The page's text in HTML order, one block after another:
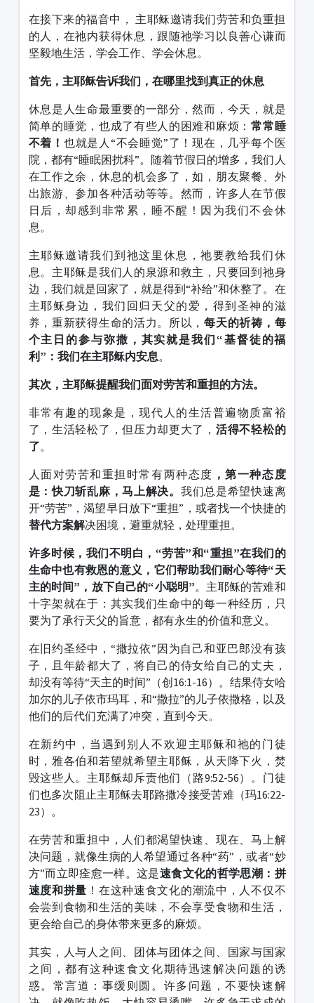
在接下来的福音中， 主耶稣邀请我们劳苦和负重担
的人，在祂内获得休息，跟随祂学习以良善心谦而
坚毅地生活，学会工作、学会休息。
首先，主耶稣告诉我们，在哪里找到真正的休息
休息是人生命最重要的一部分，然而，今天，就是
简单的睡觉，也成了有些人的困难和麻烦：常常睡
不着！ 也就是人“不会睡觉”了！现在，几乎每个医
院，都有“睡眠困扰科”。随着节假日的增多，我们人
在工作之余，休息的机会多了，如，朋友聚餐、外
出旅游、参加各种活动等等。然而，许多人在节假
日后，却感到非常累，睡不醒！因为我们不会休
息。
主耶稣邀请我们到祂这里休息，祂要教给我们休
息。主耶稣是我们人的泉源和救主，只要回到祂身
边，我们就是回家了，就是得到“补给”和休整了。在
主耶稣身边，我们回归天父的爱，得到圣神的滋
养，重新获得生命的活力。所以，每天的祈祷，每
个主日的参与弥撒，其实就是我们“基督徒的福
利”：我们在主耶稣内安息。
其次，主耶稣提醒我们面对劳苦和重担的方法。
非常有趣的现象是，现代人的生活普遍物质富裕
了，生活轻松了，但压力却更大了， 活得不轻松的
了。
人面对劳苦和重担时常有两种态度 ，第一种态度
是：快刀斩乱麻，马上解决。 我们总是希望快速离
开“劳苦”，渴望早日放下“重担”，或者找一个快捷的
替代方案解决困境，避重就轻，处理重担。
许多时候，我们不明白，“劳苦”和“重担”在我们的
生命中也有救恩的意义，它们帮助我们耐心等待“天
主的时间”，放下自己的“小聪明”。主耶稣的苦难和
十字架就在于：其实我们生命中的每一种经历，只
要为了承行天父的旨意，都有永生的价值和意义。
在旧约圣经中，“撒拉依”因为自己和亚巴郎没有孩
子，且年龄都大了，将自己的侍女给自己的丈夫，
却没有等待“天主的时间”（创16:1-16）。结果侍女哈
加尔的儿子依市玛耳，和“撒拉”的儿子依撒格，以及
他们的后代们充满了冲突，直到今天。
在新约中，当遇到别人不欢迎主耶稣和祂的门徒
时，雅各伯和若望就希望主耶稣，从天降下火，焚
毁这些人。主耶稣却斥责他们（路9:52-56）。门徒
们也多次阻止主耶稣去耶路撒冷接受苦难（玛16:22-
23）。
在劳苦和重担中，人们都渴望快速、现在、马上解
决问题，就像生病的人希望通过各种“药”，或者“妙
方”而立即痊愈一样。这是速食文化的哲学思潮：拼
速度和拼量 ！在这种速食文化的潮流中，人不仅不
会尝到食物和生活的美味，不会享受食物和生活，
更会给自己的身体带来更多的麻烦。
其实，人与人之间、团体与团体之间、国家与国家
之间，都有这种速食文化期待迅速解决问题的诱
惑。常言道：事缓则圆。许多问题，不要快速解